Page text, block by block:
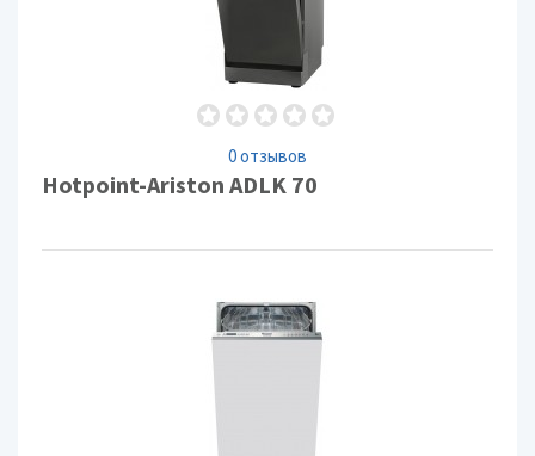
0 отзывов
Hotpoint-Ariston ADLK 70